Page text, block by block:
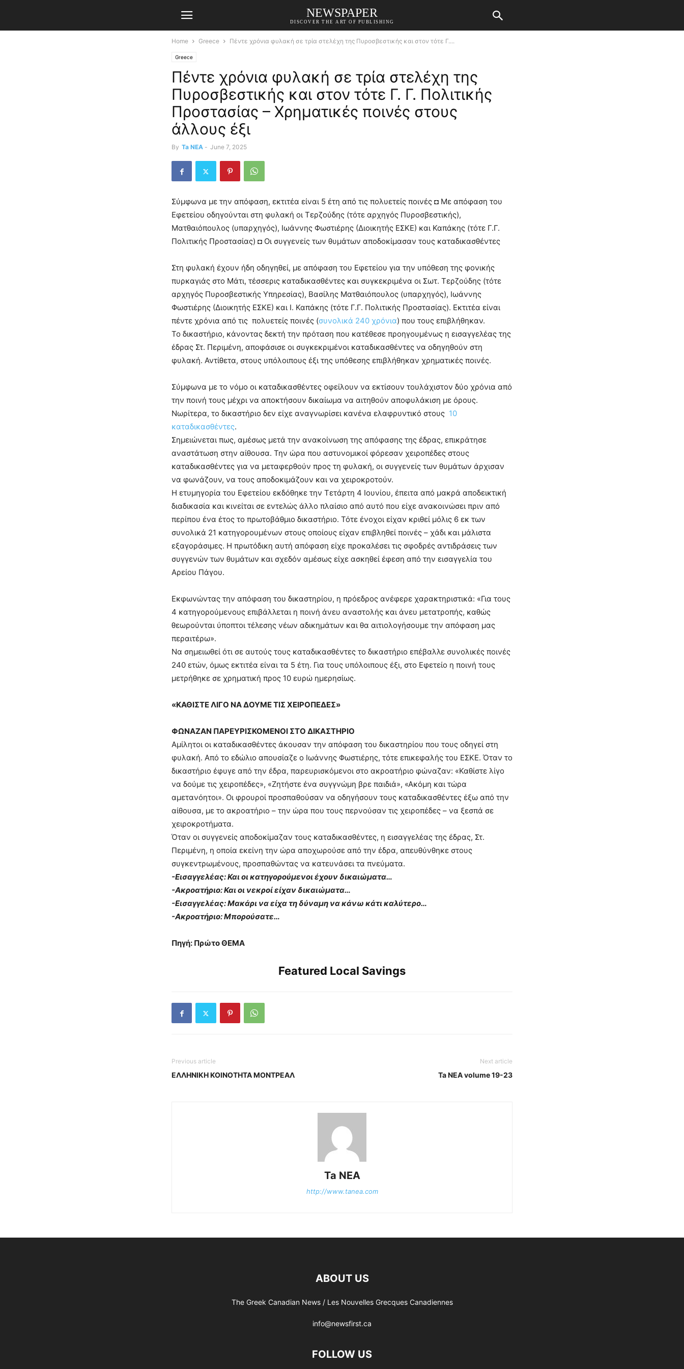
NEWSPAPER
DISCOVER THE ART OF PUBLISHING
Home Greece Πέντε χρόνια φυλακή σε τρία στελέχη της Πυροσβεστικής και στον τότε Γ....
Greece
Πέντε χρόνια φυλακή σε τρία στελέχη της
Πυροσβεστικής και στον τότε Γ. Γ. Πολιτικής
Προστασίας – Χρηματικές ποινές στους
άλλους έξι
By Ta NEA - June 7, 2025
Σύμφωνα με την απόφαση, εκτιτέα είναι 5 έτη από τις πολυετείς ποινές ◘ Με απόφαση του
Εφετείου οδηγούνται στη φυλακή οι Τερζούδης (τότε αρχηγός Πυροσβεστικής),
Ματθαιόπουλος (υπαρχηγός), Ιωάννης Φωστιέρης (Διοικητής ΕΣΚΕ) και Καπάκης (τότε Γ.Γ.
Πολιτικής Προστασίας) ◘ Οι συγγενείς των θυμάτων αποδοκίμασαν τους καταδικασθέντες
Στη φυλακή έχουν ήδη οδηγηθεί, με απόφαση του Εφετείου για την υπόθεση της φονικής
πυρκαγιάς στο Μάτι, τέσσερις καταδικασθέντες και συγκεκριμένα οι Σωτ. Τερζούδης (τότε
αρχηγός Πυροσβεστικής Υπηρεσίας), Βασίλης Ματθαιόπουλος (υπαρχηγός), Ιωάννης
Φωστιέρης (Διοικητής ΕΣΚΕ) και Ι. Καπάκης (τότε Γ.Γ. Πολιτικής Προστασίας). Εκτιτέα είναι
πέντε χρόνια από τις πολυετείς ποινές (συνολικά 240 χρόνια) που τους επιβλήθηκαν.
Το δικαστήριο, κάνοντας δεκτή την πρόταση που κατέθεσε προηγουμένως η εισαγγελέας της
έδρας Στ. Περιμένη, αποφάσισε οι συγκεκριμένοι καταδικασθέντες να οδηγηθούν στη
φυλακή. Αντίθετα, στους υπόλοιπους έξι της υπόθεσης επιβλήθηκαν χρηματικές ποινές.
Σύμφωνα με το νόμο οι καταδικασθέντες οφείλουν να εκτίσουν τουλάχιστον δύο χρόνια από
την ποινή τους μέχρι να αποκτήσουν δικαίωμα να αιτηθούν αποφυλάκιση με όρους.
Νωρίτερα, το δικαστήριο δεν είχε αναγνωρίσει κανένα ελαφρυντικό στους 10
καταδικασθέντες.
Σημειώνεται πως, αμέσως μετά την ανακοίνωση της απόφασης της έδρας, επικράτησε
αναστάτωση στην αίθουσα. Την ώρα που αστυνομικοί φόρεσαν χειροπέδες στους
καταδικασθέντες για να μεταφερθούν προς τη φυλακή, οι συγγενείς των θυμάτων άρχισαν
να φωνάζουν, να τους αποδοκιμάζουν και να χειροκροτούν.
Η ετυμηγορία του Εφετείου εκδόθηκε την Τετάρτη 4 Ιουνίου, έπειτα από μακρά αποδεικτική
διαδικασία και κινείται σε εντελώς άλλο πλαίσιο από αυτό που είχε ανακοινώσει πριν από
περίπου ένα έτος το πρωτοβάθμιο δικαστήριο. Τότε ένοχοι είχαν κριθεί μόλις 6 εκ των
συνολικά 21 κατηγορουμένων στους οποίους είχαν επιβληθεί ποινές – χάδι και μάλιστα
εξαγοράσιμες. Η πρωτόδικη αυτή απόφαση είχε προκαλέσει τις σφοδρές αντιδράσεις των
συγγενών των θυμάτων και σχεδόν αμέσως είχε ασκηθεί έφεση από την εισαγγελία του
Αρείου Πάγου.
Εκφωνώντας την απόφαση του δικαστηρίου, η πρόεδρος ανέφερε χαρακτηριστικά: «Για τους
4 κατηγορούμενους επιβάλλεται η ποινή άνευ αναστολής και άνευ μετατροπής, καθώς
θεωρούνται ύποπτοι τέλεσης νέων αδικημάτων και θα αιτιολογήσουμε την απόφαση μας
περαιτέρω».
Να σημειωθεί ότι σε αυτούς τους καταδικασθέντες το δικαστήριο επέβαλλε συνολικές ποινές
240 ετών, όμως εκτιτέα είναι τα 5 έτη. Για τους υπόλοιπους έξι, στο Εφετείο η ποινή τους
μετρήθηκε σε χρηματική προς 10 ευρώ ημερησίως.
«ΚΑΘΙΣΤΕ ΛΙΓΟ ΝΑ ΔΟΥΜΕ ΤΙΣ ΧΕΙΡΟΠΕΔΕΣ»
ΦΩΝΑΖΑΝ ΠΑΡΕΥΡΙΣΚΟΜΕΝΟΙ ΣΤΟ ΔΙΚΑΣΤΗΡΙΟ
Αμίλητοι οι καταδικασθέντες άκουσαν την απόφαση του δικαστηρίου που τους οδηγεί στη
φυλακή. Από το εδώλιο απουσίαζε ο Ιωάννης Φωστιέρης, τότε επικεφαλής του ΕΣΚΕ. Όταν το
δικαστήριο έφυγε από την έδρα, παρευρισκόμενοι στο ακροατήριο φώναζαν: «Καθίστε λίγο
να δούμε τις χειροπέδες», «Ζητήστε ένα συγγνώμη βρε παιδιά», «Ακόμη και τώρα
αμετανόητοι». Οι φρουροί προσπαθούσαν να οδηγήσουν τους καταδικασθέντες έξω από την
αίθουσα, με το ακροατήριο – την ώρα που τους περνούσαν τις χειροπέδες – να ξεσπά σε
χειροκροτήματα.
Όταν οι συγγενείς αποδοκίμαζαν τους καταδικασθέντες, η εισαγγελέας της έδρας, Στ.
Περιμένη, η οποία εκείνη την ώρα αποχωρούσε από την έδρα, απευθύνθηκε στους
συγκεντρωμένους, προσπαθώντας να κατευνάσει τα πνεύματα.
-Εισαγγελέας: Και οι κατηγορούμενοι έχουν δικαιώματα…
-Ακροατήριο: Και οι νεκροί είχαν δικαιώματα…
-Εισαγγελέας: Μακάρι να είχα τη δύναμη να κάνω κάτι καλύτερο…
-Ακροατήριο: Μπορούσατε…
Πηγή: Πρώτο ΘΕΜΑ
Featured Local Savings
Previous article
ΕΛΛΗΝΙΚΗ ΚΟΙΝΟΤΗΤΑ ΜΟΝΤΡΕΑΛ
Next article
Ta NEA volume 19-23
Ta NEA
http://www.tanea.com
ABOUT US
The Greek Canadian News / Les Nouvelles Grecques Canadiennes
info@newsfirst.ca
FOLLOW US